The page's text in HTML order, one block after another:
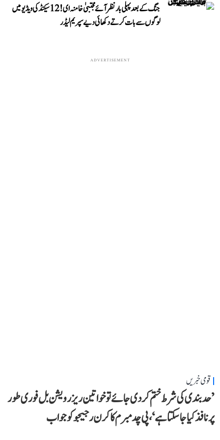
جنگ کے بعد پہلی بار نظر آئے مجتبیٰ خامنہ ای! 12 سیکنڈ کی ویڈیو میں
لوگوں سے بات کرتے دکھائی دیے سپریم لیڈر
ADVERTISEMENT
قومی خبریں
’حد بندی کی شرط ختم کر دی جائے تو خواتین ریزرویشن بل فوری طور
پر نافذ کیا جا سکتا ہے‘، پی چدمبرم کا کرن رجیجو کو جواب